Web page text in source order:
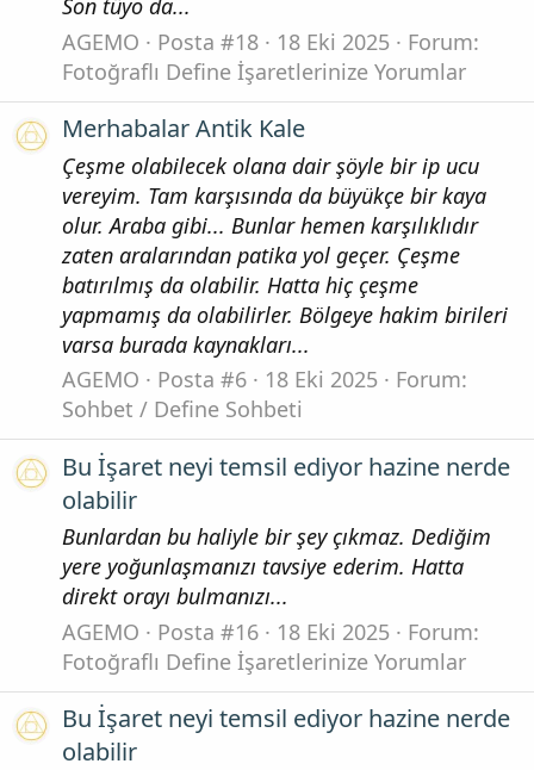
Son tüyo da...
AGEMO
Posta #18 18 Eki 2025
Forum:
Fotoğraflı Define İşaretlerinize Yorumlar
Merhabalar Antik Kale
Çeşme olabilecek olana dair şöyle bir ip ucu
vereyim. Tam karşısında da büyükçe bir kaya
olur. Araba gibi... Bunlar hemen karşılıklıdır
zaten aralarından patika yol geçer. Çeşme
batırılmış da olabilir. Hatta hiç çeşme
yapmamış da olabilirler. Bölgeye hakim birileri
varsa burada kaynakları...
AGEMO
Posta #6 18 Eki 2025
Forum:
Sohbet / Define Sohbeti
Bu İşaret neyi temsil ediyor hazine nerde
olabilir
Bunlardan bu haliyle bir şey çıkmaz. Dediğim
yere yoğunlaşmanızı tavsiye ederim. Hatta
direkt orayı bulmanızı...
AGEMO
Posta #16 18 Eki 2025
Forum:
Fotoğraflı Define İşaretlerinize Yorumlar
Bu İşaret neyi temsil ediyor hazine nerde
olabilir